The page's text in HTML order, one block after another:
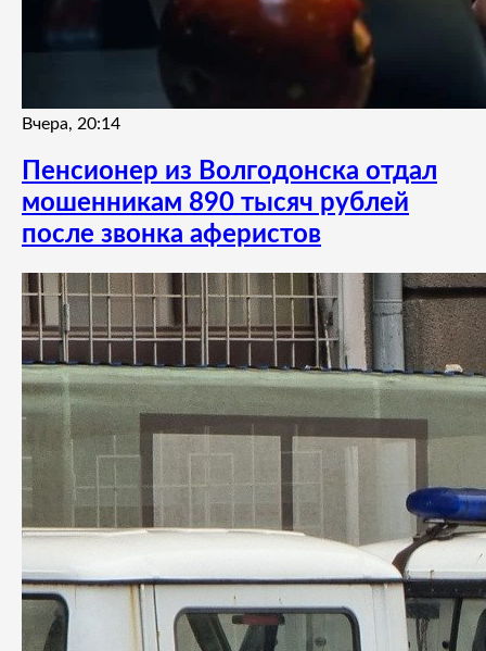
Вчера, 20:14
Пенсионер из Волгодонска отдал
мошенникам 890 тысяч рублей
после звонка аферистов